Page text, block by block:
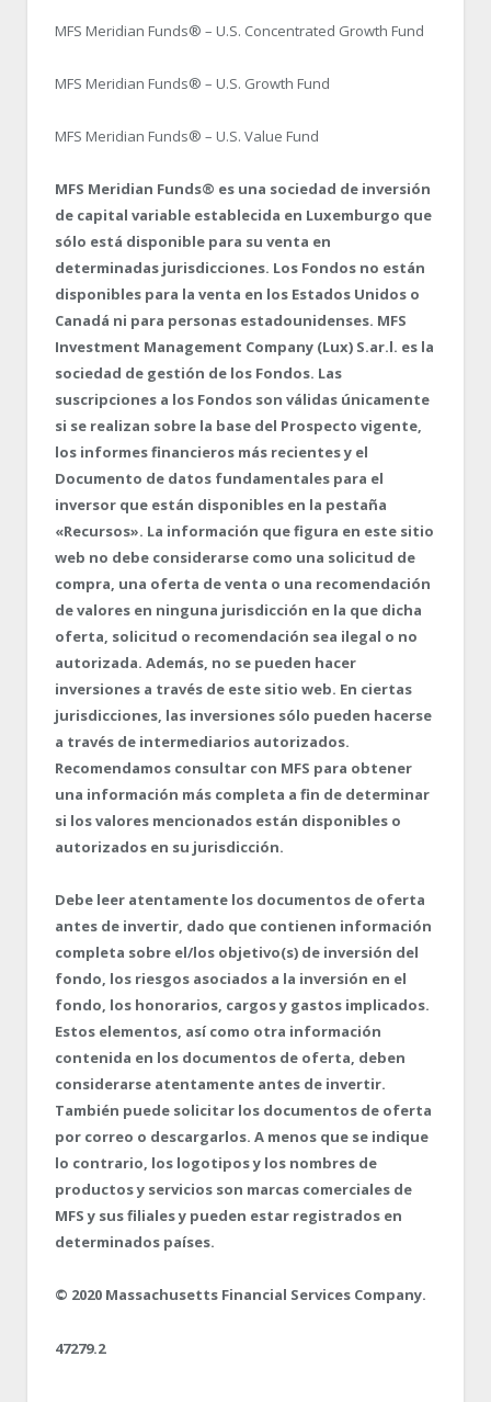
MFS Meridian Funds® – U.S. Concentrated Growth Fund
MFS Meridian Funds® – U.S. Growth Fund
MFS Meridian Funds® – U.S. Value Fund
MFS Meridian Funds® es una sociedad de inversión
de capital variable establecida en Luxemburgo que
sólo está disponible para su venta en
determinadas jurisdicciones. Los Fondos no están
disponibles para la venta en los Estados Unidos o
Canadá ni para personas estadounidenses. MFS
Investment Management Company (Lux) S.ar.l. es la
sociedad de gestión de los Fondos. Las
suscripciones a los Fondos son válidas únicamente
si se realizan sobre la base del Prospecto vigente,
los informes financieros más recientes y el
Documento de datos fundamentales para el
inversor que están disponibles en la pestaña
«Recursos». La información que figura en este sitio
web no debe considerarse como una solicitud de
compra, una oferta de venta o una recomendación
de valores en ninguna jurisdicción en la que dicha
oferta, solicitud o recomendación sea ilegal o no
autorizada. Además, no se pueden hacer
inversiones a través de este sitio web. En ciertas
jurisdicciones, las inversiones sólo pueden hacerse
a través de intermediarios autorizados.
Recomendamos consultar con MFS para obtener
una información más completa a fin de determinar
si los valores mencionados están disponibles o
autorizados en su jurisdicción.
Debe leer atentamente los documentos de oferta
antes de invertir, dado que contienen información
completa sobre el/los objetivo(s) de inversión del
fondo, los riesgos asociados a la inversión en el
fondo, los honorarios, cargos y gastos implicados.
Estos elementos, así como otra información
contenida en los documentos de oferta, deben
considerarse atentamente antes de invertir.
También puede solicitar los documentos de oferta
por correo o descargarlos. A menos que se indique
lo contrario, los logotipos y los nombres de
productos y servicios son marcas comerciales de
MFS y sus filiales y pueden estar registrados en
determinados países.
© 2020 Massachusetts Financial Services Company.
47279.2